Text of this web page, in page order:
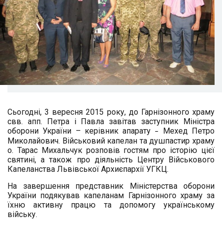
Сьогодні, 3 вересня 2015 року, до Гарнізонного храму
свв. апп. Петра і Павла завітав заступник Міністра
оборони України – керівник апарату –
Мехед Петро
Миколайович. Військовий капелан та душпастир храму
о. Тарас Михальчук розповів гостям про історію цієї
святині, а також про діяльність Центру Військового
Капеланства Львівської Архиєпархії УГКЦ.
На завершення представник Міністерства оборони
України подякував капеланам Гарнізонного храму за
їхню активну працю та допомогу українському
війську.